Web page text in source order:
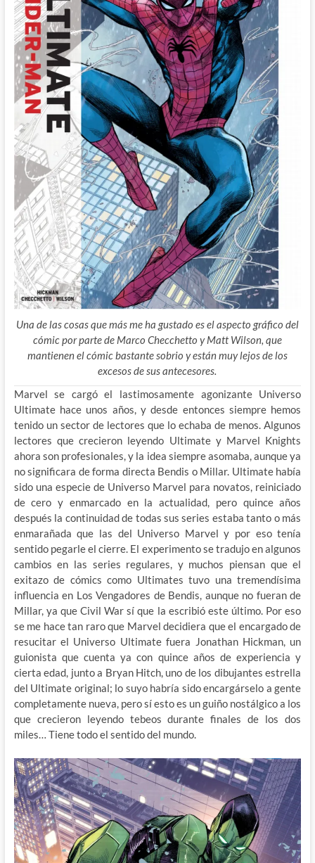
Una de las cosas que más me ha gustado es el aspecto gráfico del
cómic por parte de Marco Checchetto y Matt Wilson, que
mantienen el cómic bastante sobrio y están muy lejos de los
excesos de sus antecesores.
Marvel se cargó el lastimosamente agonizante Universo
Ultimate hace unos años, y desde entonces siempre hemos
tenido un sector de lectores que lo echaba de menos. Algunos
lectores que crecieron leyendo Ultimate y Marvel Knights
ahora son profesionales, y la idea siempre asomaba, aunque ya
no significara de forma directa Bendis o Millar. Ultimate había
sido una especie de Universo Marvel para novatos, reiniciado
de cero y enmarcado en la actualidad, pero quince años
después la continuidad de todas sus series estaba tanto o más
enmarañada que las del Universo Marvel y por eso tenía
sentido pegarle el cierre. El experimento se tradujo en algunos
cambios en las series regulares, y muchos piensan que el
exitazo de cómics como Ultimates tuvo una tremendísima
influencia en Los Vengadores de Bendis, aunque no fueran de
Millar, ya que Civil War sí que la escribió este último. Por eso
se me hace tan raro que Marvel decidiera que el encargado de
resucitar el Universo Ultimate fuera Jonathan Hickman, un
guionista que cuenta ya con quince años de experiencia y
cierta edad, junto a Bryan Hitch, uno de los dibujantes estrella
del Ultimate original; lo suyo habría sido encargárselo a gente
completamente nueva, pero sí esto es un guiño nostálgico a los
que crecieron leyendo tebeos durante finales de los dos
miles… Tiene todo el sentido del mundo.